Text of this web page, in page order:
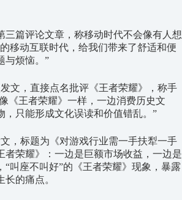
三篇评论文章，称移动时代不会像有人想
移动互联时代，给我们带来了舒适和便
与烦恼。”
文，直接点名批评《王者荣耀》，称手
《王者荣耀》一样，一边消费历史文
，只能形成文化误读和价值错乱。”
，标题为《对游戏行业需一手扶犁一手
者荣耀》：一边是巨额市场收益，一边是
“叫座不叫好”的《王者荣耀》现象，暴露
的痛点。